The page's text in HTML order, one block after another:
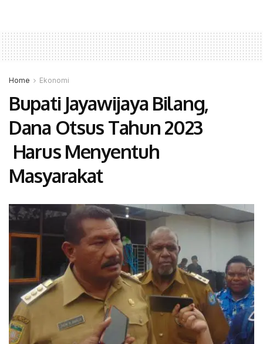
Home Ekonomi
Bupati Jayawijaya Bilang,
Dana Otsus Tahun 2023
Harus Menyentuh
Masyarakat